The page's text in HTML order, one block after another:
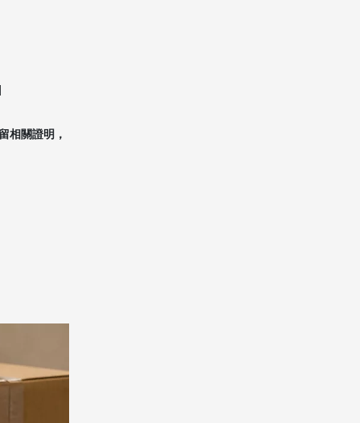
相關證明，